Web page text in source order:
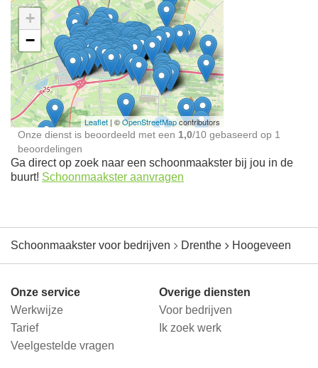
Ontdek meer ervaringen
Schoonmaakster bij
jou in de buurt
+
−
Leaflet | ©OpenStreetMapcontributors
Onze dienst is beoordeeld met een 1,0/10 gebaseerd op 1
beoordelingen
Ga direct op zoek naar een schoonmaakster bij jou in de
buurt! Schoonmaakster aanvragen
Schoonmaakster voor bedrijven Drenthe Hoogeveen
Onze service
Werkwijze
Tarief
Veelgestelde vragen
Overige diensten
Voor bedrijven
Ik zoek werk